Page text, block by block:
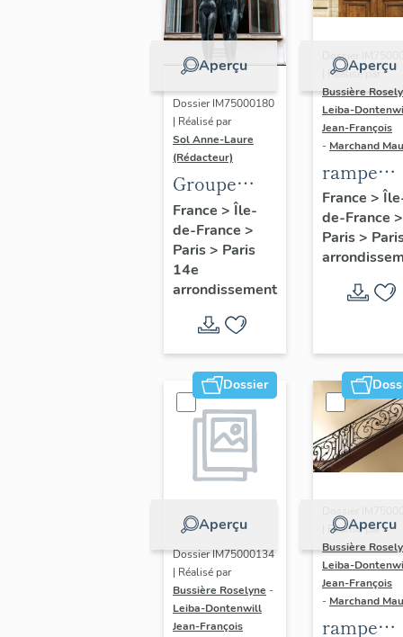
Aperçu
Dossier IM75000180
| Réalisé par
Sol Anne-Laure
(Rédacteur)
Groupe
sculpté :
Les
Adolescents
France > Île-
de-France >
Paris> Paris
14e
arrondissement
Aperçu
Dossier
| Réalisé par
Bussière
Leiba-
Jean-François
- Marchand
rampe
d'appui,
escalier
l' hôtel
(non
France >
de-France >
Paris>
Dossier
Aperçu
Dossier IM75000134
| Réalisé par
Bussière Roselyne -
Leiba-Dontenwill
Jean-François
Aperçu
| Réalisé par
Bussière
Leiba-
Jean-François
- Marchand
rampe